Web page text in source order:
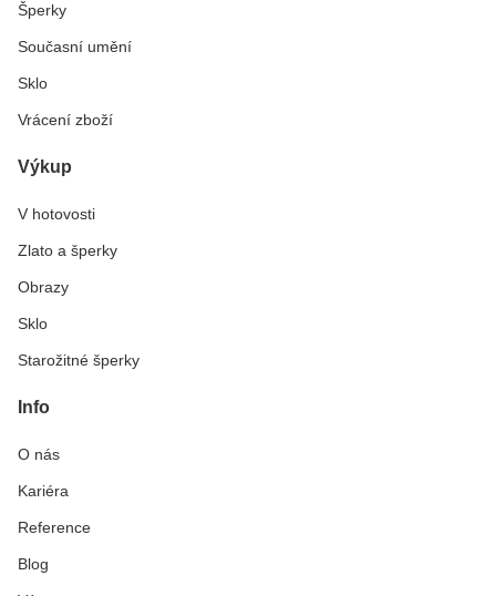
Šperky
Současní umění
Sklo
Vrácení zboží
Výkup
V hotovosti
Zlato a šperky
Obrazy
Sklo
Starožitné šperky
Info
O nás
Kariéra
Reference
Blog